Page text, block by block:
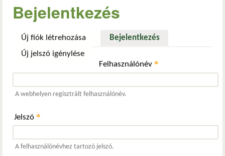
Bejelentkezés
Új fiók létrehozása Bejelentkezés(aktív fül)
Új jelszó igénylése
Felhasználónév*
A webhelyen regisztrált felhasználónév.
Jelszó *
A felhasználónévhez tartozó jelszó.